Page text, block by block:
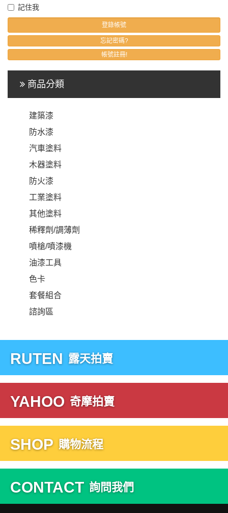
記住我
忘記密碼?
帳號註冊!
商品分類
建築漆
防水漆
汽車塗料
木器塗料
防火漆
工業塗料
其他塗料
稀釋劑/調薄劑
噴槍/噴漆機
油漆工具
色卡
套餐組合
諮詢區
RUTEN 露天拍賣
YAHOO 奇摩拍賣
SHOP 購物流程
CONTACT 詢問我們